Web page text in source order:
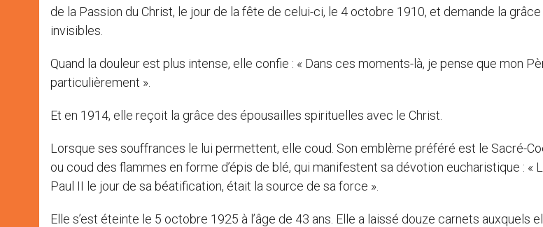
de la Passion du Christ, le jour de la fête de celui-ci, le 4 octobre 1910, et demande la grâce
invisibles.
Quand la douleur est plus intense, elle confie : « Dans ces moments-là, je pense que mon
particulièrement ».
Et en 1914, elle reçoit la grâce des épousailles spirituelles avec le Christ.
Lorsque ses souffrances le lui permettent, elle coud. Son emblème préféré est le Sacré-
ou coud des flammes en forme d’épis de blé, qui manifestent sa dévotion eucharistique : «
Paul II le jour de sa béatification, était la source de sa force ».
Elle s’est éteinte le 5 octobre 1925 à l’âge de 43 ans. Elle a laissé douze carnets auxquels